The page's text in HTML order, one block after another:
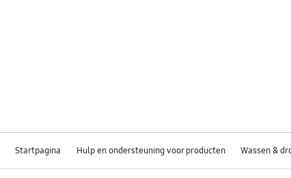
Startpagina Hulp en ondersteuning voor producten Wassen &